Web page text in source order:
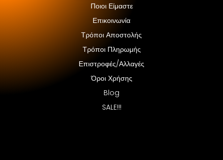
Ποιοι Είμαστε
Επικοινωνία
Τρόποι Αποστολής
Τρόποι Πληρωμής
Επιστροφές/Αλλαγές
Όροι Χρήσης
Blog
SALE!!!